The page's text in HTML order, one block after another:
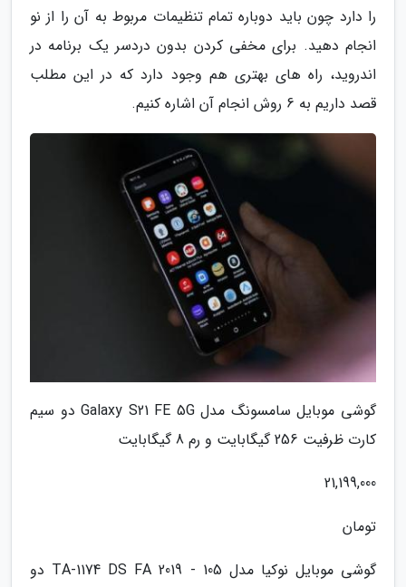
را دارد چون باید دوباره تمام تنظیمات مربوط به آن را از نو
انجام دهید. برای مخفی کردن بدون دردسر یک برنامه در
اندروید، راه های بهتری هم وجود دارد که در این مطلب
قصد داریم به 6 روش انجام آن اشاره کنیم.
گوشی موبایل سامسونگ مدل Galaxy S21 FE 5G دو سیم
کارت ظرفیت 256 گیگابایت و رم 8 گیگابایت
21,199,000
تومان
گوشی موبایل نوکیا مدل 105 - 2019 TA-1174 DS FA دو